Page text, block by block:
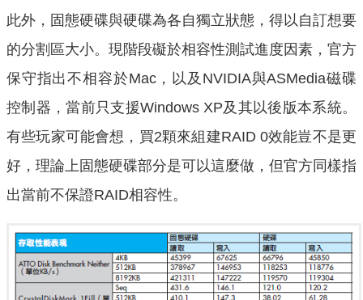
此外，固態硬碟與硬碟為各自獨立狀態，得以自訂想要
的分割區大小。現階段礙於相容性測試進度因素，官方
保守指出不相容於Mac，以及NVIDIA與ASMedia磁碟
控制器，當前只支援Windows XP及其以後版本系統。
有些玩家可能會想，買2顆來組建RAID 0效能豈不是更
好，理論上固態硬碟部分是可以這麼做，但官方同樣指
出當前不保證RAID相容性。